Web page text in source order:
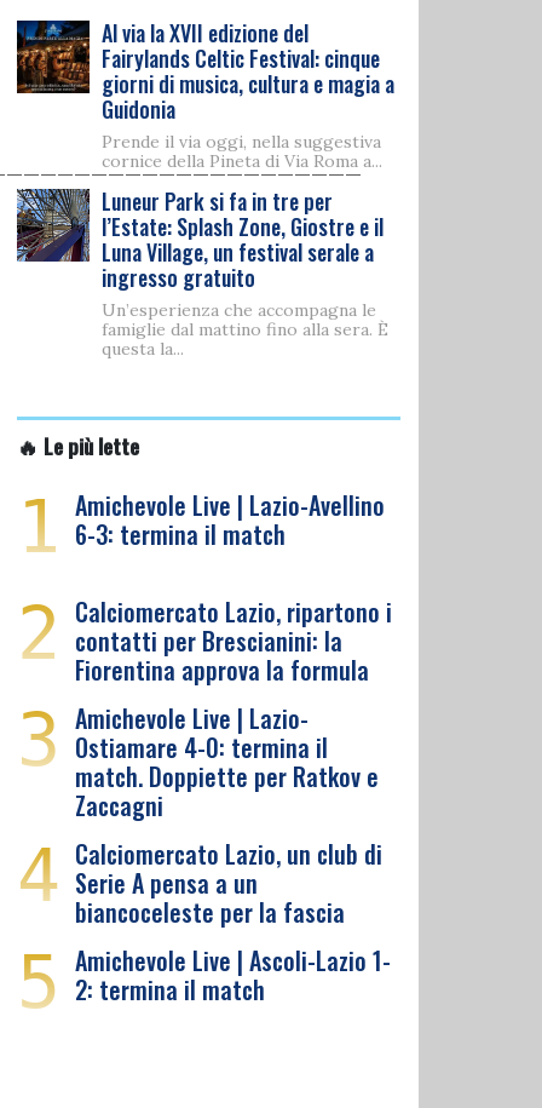
Al via la XVII edizione del
Fairylands Celtic Festival: cinque
giorni di musica, cultura e magia a
Guidonia
Prende il via oggi, nella suggestiva
cornice della Pineta di Via Roma a...
Luneur Park si fa in tre per
l’Estate: Splash Zone, Giostre e il
Luna Village, un festival serale a
ingresso gratuito
Un’esperienza che accompagna le
famiglie dal mattino fino alla sera. È
questa la...
🔥 Le più lette
1 Amichevole Live | Lazio-Avellino
6-3: termina il match
2 Calciomercato Lazio, ripartono i
contatti per Brescianini: la
Fiorentina approva la formula
3 Amichevole Live | Lazio-
Ostiamare 4-0: termina il
match. Doppiette per Ratkov e
Zaccagni
4 Calciomercato Lazio, un club di
Serie A pensa a un
biancoceleste per la fascia
5 Amichevole Live | Ascoli-Lazio 1-
2: termina il match